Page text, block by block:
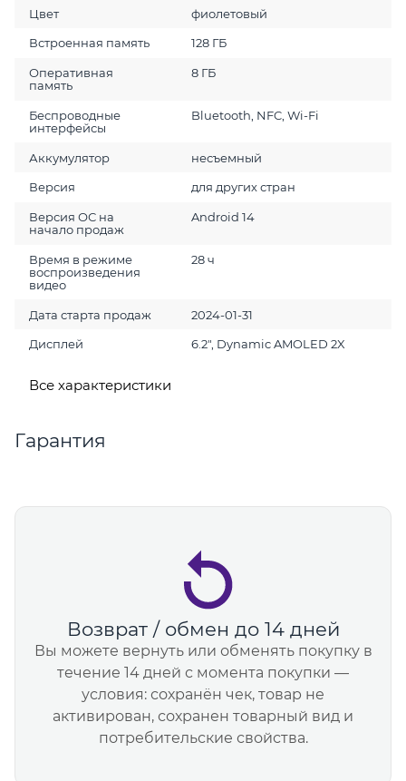
Цвет фиолетовый
Встроенная память 128 ГБ
Оперативная
память
8 ГБ
Беспроводные
интерфейсы
Bluetooth, NFC, Wi-Fi
Аккумулятор несъемный
Версия для других стран
Версия ОС на
начало продаж
Android 14
Время в режиме
воспроизведения
видео
28 ч
Дата старта продаж 2024-01-31
Дисплей 6.2", Dynamic AMOLED 2X
Все характеристики
Гарантия
Возврат / обмен до 14 дней
Вы можете вернуть или обменять покупку в
течение 14 дней с момента покупки —
условия: сохранён чек, товар не
активирован, сохранен товарный вид и
потребительские свойства.